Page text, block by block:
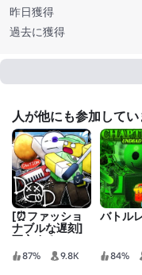
昨日獲得
過去に獲得
人が他にも参加して
[⏰ファッショ
ナブルな遅刻]
死亡する
87% 9.8K
バトル
84%